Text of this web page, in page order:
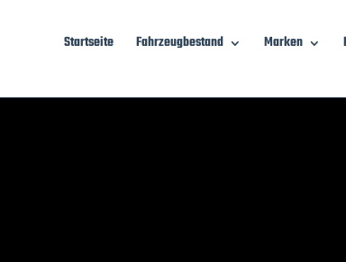
Startseite Fahrzeugbestand Marken